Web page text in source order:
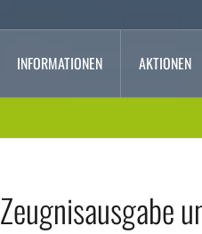
INFORMATIONEN AKTIONEN
Zeugnisausgabe